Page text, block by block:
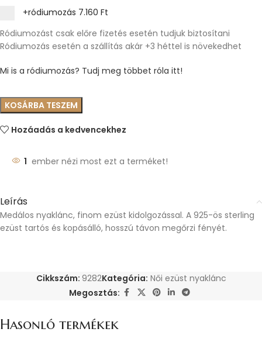
+ródiumozás 7.160 Ft
Ródiumozást csak előre fizetés esetén tudjuk biztosítani
Ródiumozás esetén a szállítás akár +3 héttel is növekedhet
Mi is a ródiumozás? Tudj meg többet róla itt!
KOSÁRBA TESZEM
Hozáadás a kedvencekhez
1 ember nézi most ezt a terméket!
Leírás
Medálos nyaklánc, finom ezüst kidolgozással. A 925-ös sterling
ezüst tartós és kopásálló, hosszú távon megőrzi fényét.
Cikkszám: 9282Kategória: Női ezüst nyaklánc
Megosztás:
Hasonló termékek